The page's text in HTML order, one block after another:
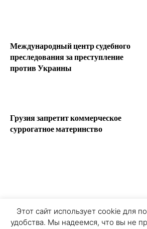
Международный центр судебного
преследования за преступление
против Украины
Грузия запретит коммерческое
суррогатное материнство
Этот сайт использует cookie для
удобства. Мы надеемся, что вы не